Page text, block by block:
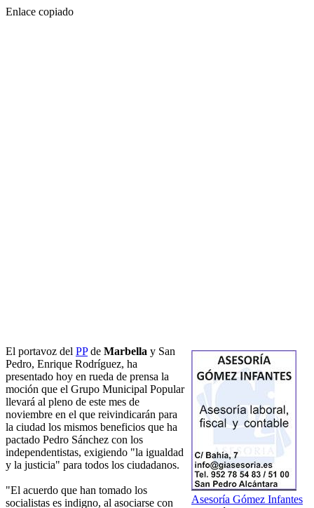
Enlace copiado
Asesoría Gómez Infantes
El portavoz del PPde Marbella y San
Pedro, Enrique Rodríguez, ha
presentado hoy en rueda de prensa la
moción que el Grupo Municipal Popular
llevará al pleno de este mes de
noviembre en el que reivindicarán para
la ciudad los mismos beneficios que ha
pactado Pedro Sánchez con los
independentistas, exigiendo "la igualdad
y la justicia" para todos los ciudadanos.
"El acuerdo que han tomado los
socialistas es indigno, al asociarse con